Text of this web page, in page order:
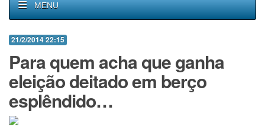
MENU
21/2/2014 22:15
Para quem acha que ganha
eleição deitado em berço
esplêndido…